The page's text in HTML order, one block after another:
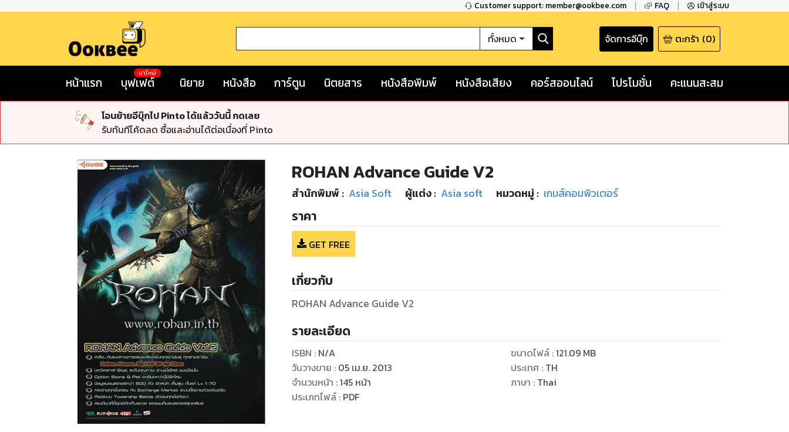
Customer support: member@ookbee.com FAQ เข้าสู่ระบบ
ทั้งหมด จัดการอีบุ๊ก ตะกร้า (0)
หน้าแรก บุฟเฟต์
มาใหม่
นิยาย หนังสือ การ์ตูน นิตยสาร หนังสือพิมพ์ หนังสือเสียง คอร์สออนไลน์ โปรโมชั่น คะแนนสะสม
โอนย้ายอีบุ๊กไป Pinto ได้แล้ววันนี้ กดเลย
รับทันทีโค้ดลด ซื้อและอ่านได้ต่อเนื่องที่ Pinto
ROHAN Advance Guide V2
สำนักพิมพ์ : Asia Soft ผู้แต่ง : Asia soft หมวดหมู่ : เกมส์คอมพิวเตอร์
ราคา
GET FREE
เกี่ยวกับ
ROHAN Advance Guide V2
รายละเอียด
ISBN : N/A
วันวางขาย : 05 เม.ย. 2013
จำนวนหน้า :145 หน้า
ประเภทไฟล์: PDF
ขนาดไฟล์:121.09 MB
ประเทศ : TH
ภาษา : Thai